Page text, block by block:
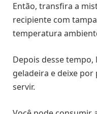
Então, transfira a
recipiente com
temperatura
Depois desse tempo,
geladeira e deixe
servir.